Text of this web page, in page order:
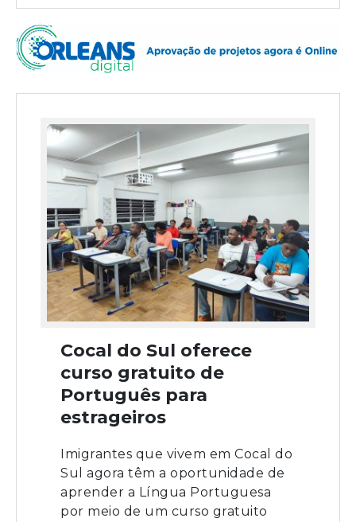
Cocal do Sul oferece
curso gratuito de
Português para
estrageiros
Imigrantes que vivem em Cocal do
Sul agora têm a oportunidade de
aprender a Língua Portuguesa
por meio de um curso gratuito